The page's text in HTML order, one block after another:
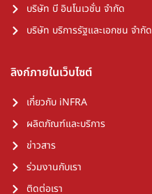
บริษัท บี อินโนเวชั่น จำกัด
บริษัท บริการรัฐและเอกชน จำกัด
ลิงก์ภายในเว็บไซต์
เกี่ยวกับ iNFRA
ผลิตภัณฑ์และบริการ
ข่าวสาร
ร่วมงานกับเรา
ติดต่อเรา